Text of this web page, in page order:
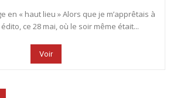
en « haut lieu » Alors que je m’apprêtais à
ce 28 mai, où le soir même était...
Voir